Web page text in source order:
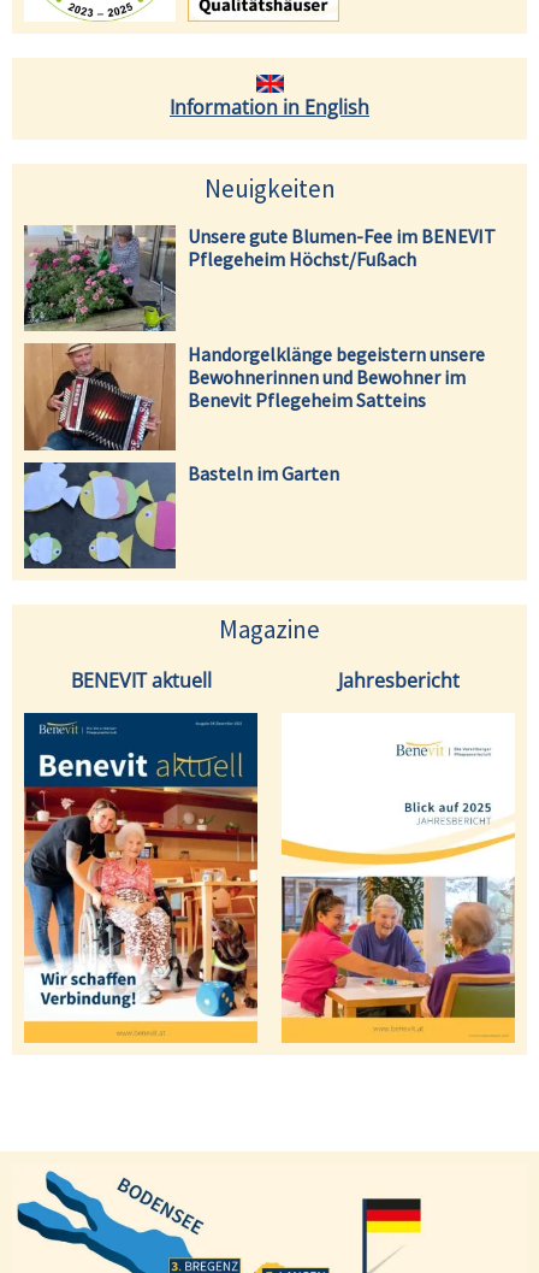
Information in English
Neuigkeiten
Unsere gute Blumen-Fee im BENEVIT
Pflegeheim Höchst/Fußach
Handorgelklänge begeistern unsere
Bewohnerinnen und Bewohner im
Benevit Pflegeheim Satteins
Basteln im Garten
Magazine
BENEVIT aktuell Jahresbericht
Bregenz